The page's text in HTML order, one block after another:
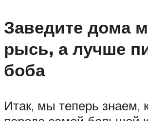
Заведите дома
рысь, а лучше
боба
Итак, мы теперь знаем,